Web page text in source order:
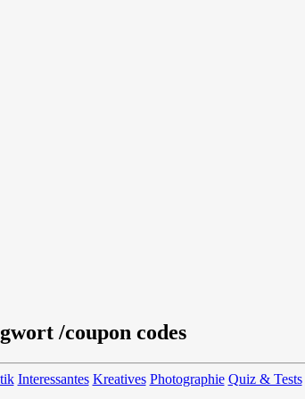
/coupon codes
Interessantes Kreatives Photographie Quiz & Tests